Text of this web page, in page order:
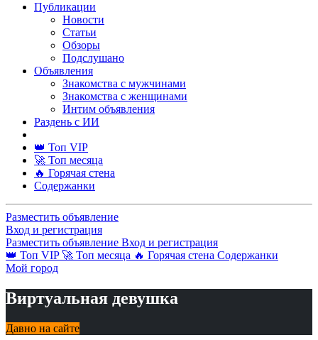
Публикации
Новости
Статьи
Обзоры
Подслушано
Объявления
Знакомства с мужчинами
Знакомства с женщинами
Интим объявления
Раздень с ИИ
👑 Топ VIP
🚀 Топ месяца
🔥 Горячая стена
Содержанки
Разместить объявление
Вход и регистрация
Разместить объявление Вход и регистрация
👑 Топ VIP 🚀 Топ месяца 🔥 Горячая стена Содержанки
Мой город
Виртуальная девушка
Давно на сайте